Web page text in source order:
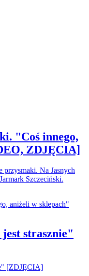
"Coś innego,
ZDJĘCIA]
przysmaki. Na Jasnych
Szczeciński.
strasznie"